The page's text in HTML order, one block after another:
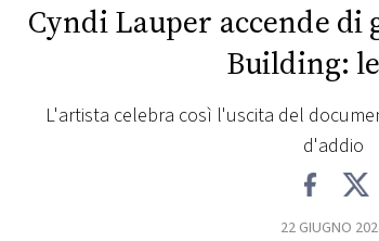
RADIO
RADIO
Cyndi Lauper accende di
Building:
L'artista celebra così l'uscita del
d'addio
22 GIUGNO